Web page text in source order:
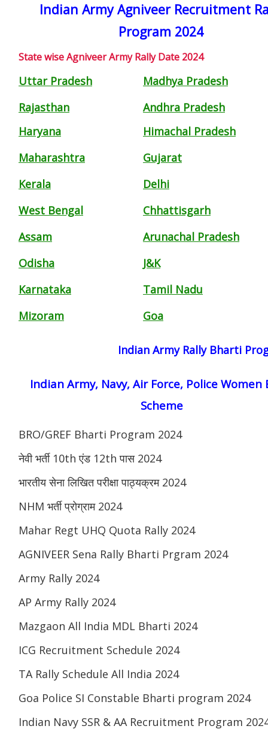
Indian Army Agniveer Recruitment
Program 2024
State wise Agniveer Army Rally Date 2024
Uttar Pradesh
Madhya Pradesh
Rajasthan
Andhra Pradesh
Haryana
Himachal Pradesh
Maharashtra
Gujarat
Kerala
Delhi
West Bengal
Chhattisgarh
Assam
Arunachal Pradesh
Odisha
J&K
Karnataka
Tamil Nadu
Mizoram
Goa
Indian Army Rally Bharti
Indian Army, Navy, Air Force, Police Women
Scheme
BRO/GREF Bharti Program 2024
नेवी भर्ती 10th एंड 12th पास 2024
भारतीय सेना लिखित परीक्षा पाठ्यक्रम 2024
NHM भर्ती प्रोग्राम 2024
Mahar Regt UHQ Quota Rally 2024
AGNIVEER Sena Rally Bharti Prgram 2024
Army Rally 2024
AP Army Rally 2024
Mazgaon All India MDL Bharti 2024
ICG Recruitment Schedule 2024
TA Rally Schedule All India 2024
Goa Police SI Constable Bharti program 2024
Indian Navy SSR & AA Recruitment Program